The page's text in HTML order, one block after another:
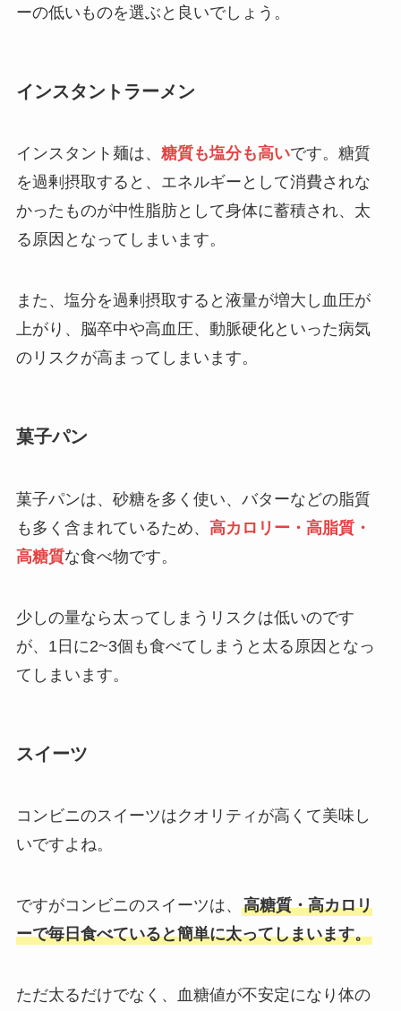
ーの低いものを選ぶと良いでしょう。
インスタントラーメン
インスタント麺は、 糖質も塩分も高いです。糖質
を過剰摂取すると、エネルギーとして消費されな
かったものが中性脂肪として身体に蓄積され、太
る原因となってしまいます。
また、塩分を過剰摂取すると液量が増大し血圧が
上がり、脳卒中や高血圧、動脈硬化といった病気
のリスクが高まってしまいます。
菓子パン
菓子パンは、砂糖を多く使い、バターなどの脂質
も多く含まれているため、 高カロリー・高脂質・
高糖質な食べ物です。
少しの量なら太ってしまうリスクは低いのです
が、1日に2~3個も食べてしまうと太る原因となっ
てしまいます。
スイーツ
コンビニのスイーツはクオリティが高くて美味し
いですよね。
ですがコンビニのスイーツは、 高糖質・高カロリ
ーで毎日食べていると簡単に太ってしまいます。
ただ太るだけでなく、血糖値が不安定になり体の